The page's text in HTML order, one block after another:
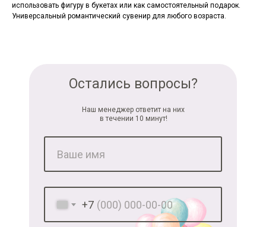
использовать фигуру в букетах или как самостоятельный подарок.
Универсальный романтический сувенир для любого возраста.
+7
Остались вопросы?
Наш менеджер ответит на них
в течении 10 минут!